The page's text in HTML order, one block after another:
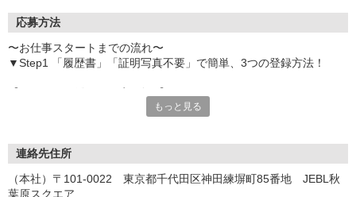
応募方法
〜お仕事スタートまでの流れ〜
▼Step1 「履歴書」「証明写真不要」で簡単、3つの登録方法！
いつでも好きな時間に登録OK
受付時間/平日9:00〜19:00
もっと見る
連絡先住所
（本社）〒101-0022 東京都千代田区神田練塀町85番地 JEBL秋
葉原スクエア